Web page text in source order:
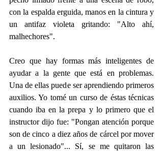
con la espalda erguida, manos en la cintura y
un antifaz violeta gritando: "Alto ahí,
malhechores".
Creo que hay formas más inteligentes de
ayudar a la gente que está en problemas.
Una de ellas puede ser aprendiendo primeros
auxilios. Yo tomé un curso de éstas técnicas
cuando iba en la prepa y lo primero que el
instructor dijo fue: "Pongan atención porque
son de cinco a diez años de cárcel por mover
a un lesionado"... Sí, se me quitaron las